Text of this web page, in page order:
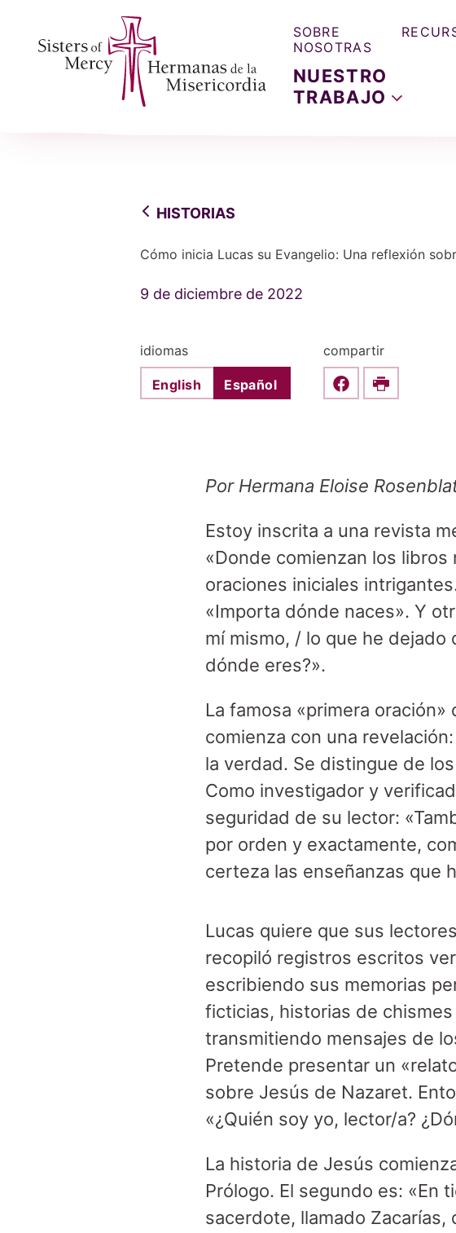
NUESTRO
TRABAJO
SOBRE
NOSOTRAS
HISTORIAS
Cómo inicia Lucas su Evangelio: Una reflexión
9 de diciembre de 2022
idiomas
English Español
compartir
Share this on
Print
Por Hermana Eloise
Estoy inscrita a una revista
«Donde comienzan los
oraciones iniciales
«Importa dónde naces». Y
mí mismo, / lo que he dejado
dónde eres?».
La famosa «primera
comienza con una
la verdad. Se distingue de
Como investigador y
seguridad de su lector:
por orden y exactamente,
certeza las enseñanzas que
Lucas quiere que sus
recopiló registros escritos
escribiendo sus memorias
ficticias, historias de
transmitiendo mensajes de
Pretende presentar un
sobre Jesús de Nazaret.
«¿Quién soy yo, lector/a?
La historia de Jesús
Prólogo. El segundo es: «En
sacerdote, llamado